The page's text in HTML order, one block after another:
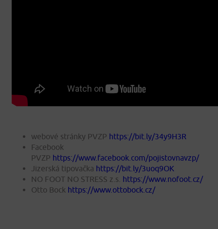
webové stránky PVZP https://bit.ly/34y9H3R
Facebook
PVZP https://www.facebook.com/pojistovnavzp/
Jizerská tipovačka https://bit.ly/3uoq9OK
NO FOOT NO STRESS z.s. https://www.nofoot.cz/
Otto Bock https://www.ottobock.cz/